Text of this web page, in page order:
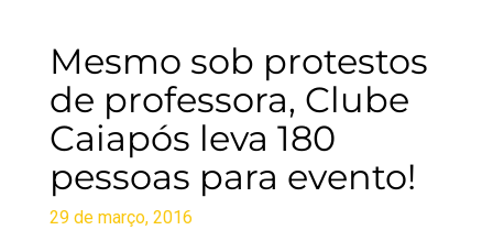
Mesmo sob protestos
de professora, Clube
Caiapós leva 180
pessoas para evento!
29 de março, 2016